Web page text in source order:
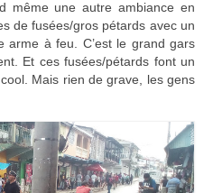
même une autre ambiance en
de fusées/gros pétards avec un
arme à feu. C’est le grand gars
Et ces fusées/pétards font un
Mais rien de grave, les gens